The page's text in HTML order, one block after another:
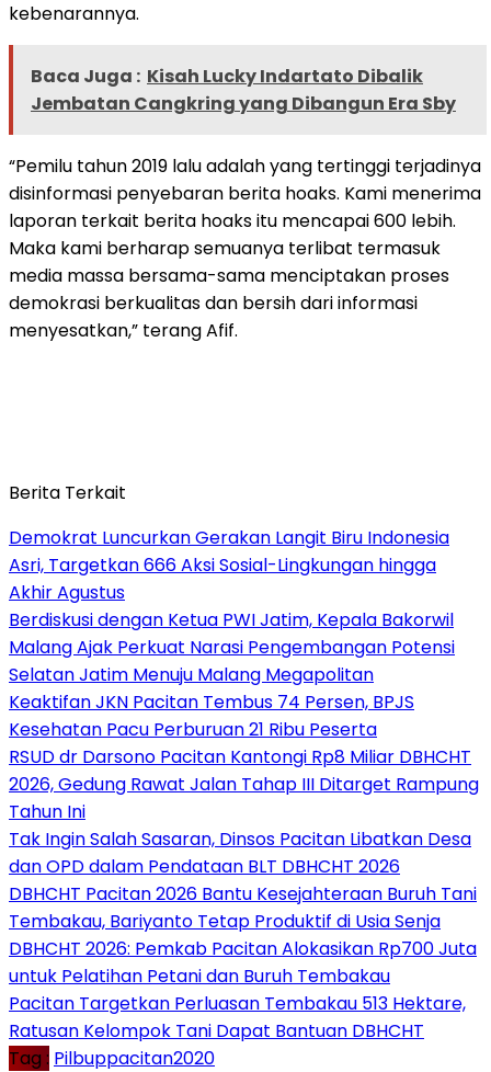
kebenarannya.
Baca Juga : Kisah Lucky Indartato Dibalik
Jembatan Cangkring yang Dibangun Era Sby
“Pemilu tahun 2019 lalu adalah yang tertinggi terjadinya
disinformasi penyebaran berita hoaks. Kami menerima
laporan terkait berita hoaks itu mencapai 600 lebih.
Maka kami berharap semuanya terlibat termasuk
media massa bersama-sama menciptakan proses
demokrasi berkualitas dan bersih dari informasi
menyesatkan,” terang Afif.
Berita Terkait
Demokrat Luncurkan Gerakan Langit Biru Indonesia
Asri, Targetkan 666 Aksi Sosial-Lingkungan hingga
Akhir Agustus
Berdiskusi dengan Ketua PWI Jatim, Kepala Bakorwil
Malang Ajak Perkuat Narasi Pengembangan Potensi
Selatan Jatim Menuju Malang Megapolitan
Keaktifan JKN Pacitan Tembus 74 Persen, BPJS
Kesehatan Pacu Perburuan 21 Ribu Peserta
RSUD dr Darsono Pacitan Kantongi Rp8 Miliar DBHCHT
2026, Gedung Rawat Jalan Tahap III Ditarget Rampung
Tahun Ini
Tak Ingin Salah Sasaran, Dinsos Pacitan Libatkan Desa
dan OPD dalam Pendataan BLT DBHCHT 2026
DBHCHT Pacitan 2026 Bantu Kesejahteraan Buruh Tani
Tembakau, Bariyanto Tetap Produktif di Usia Senja
DBHCHT 2026: Pemkab Pacitan Alokasikan Rp700 Juta
untuk Pelatihan Petani dan Buruh Tembakau
Pacitan Targetkan Perluasan Tembakau 513 Hektare,
Ratusan Kelompok Tani Dapat Bantuan DBHCHT
Tag : Pilbuppacitan2020